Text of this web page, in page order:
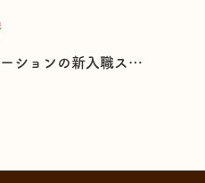
職スタッフの特技とは・・・